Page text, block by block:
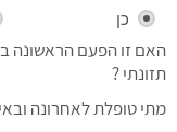
כן
האם זו הפעם הראשונה
תזונתי ?
מתי טופלת לאחרונה